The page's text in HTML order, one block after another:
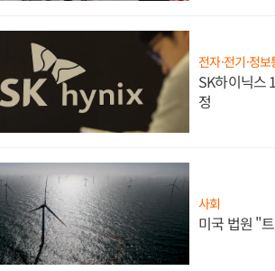
전자·전기·정보
SK하이닉스
정
사회
미국 법원 "